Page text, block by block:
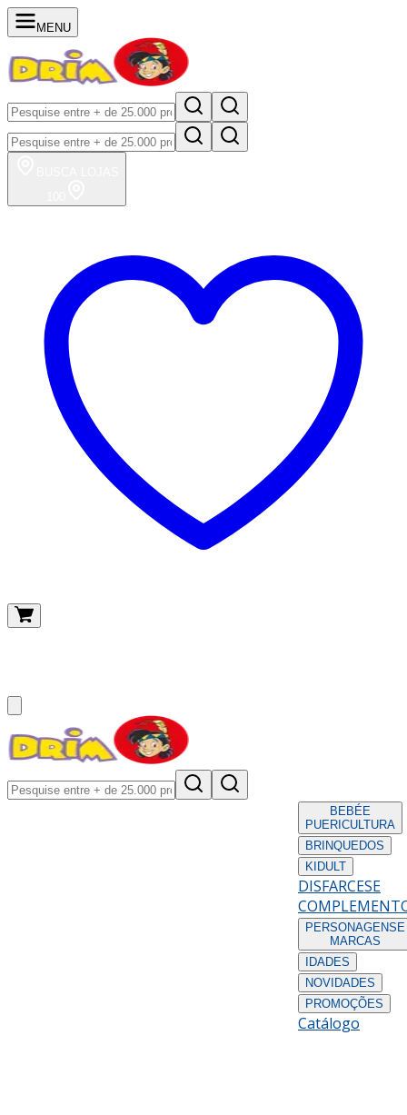
MENU
BEBÉE
PUERICULTURA
BRINQUEDOS
KIDULT
DISFARCESE
PERSONAGENS E
MARCAS
IDADES
NOVIDADES
PROMOÇÕES
Catálogo